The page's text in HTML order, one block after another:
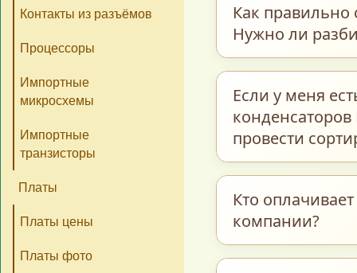
керамические и
интегральные
и многие другие
бывшие в работе.
Как правильно
Нужно ли
предварительно
полном
название / тип
вес и/или
год выпуска
Если у меня
провести
В этом случае
Кто
компании?
Контакты из разъёмов
Процессоры
Импортные
микросхемы
Импортные
транзисторы
Платы
Платы цены
Платы фото